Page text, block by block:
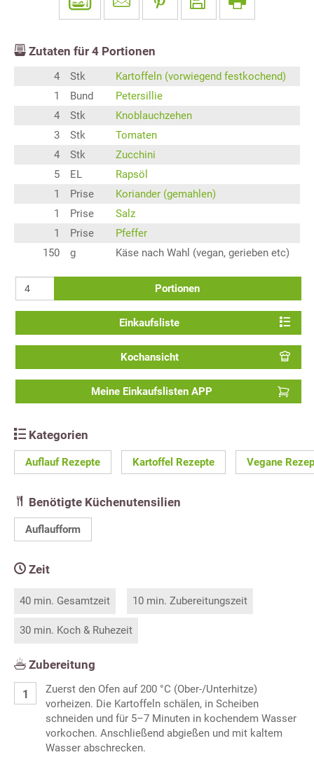
Zutaten für 4 Portionen
4 Stk
Kartoffeln (vorwiegend festkochend)
1
Bund
Petersillie
4
Stk
Knoblauchzehen
3
Stk
Tomaten
4
Stk
Zucchini
5
EL
Rapsöl
1
Prise
Koriander (gemahlen)
1
Prise
Salz
1
Prise
Pfeffer
150
g Käse nach Wahl (vegan, gerieben etc)
Portionen
Einkaufsliste
Kochansicht
Meine Einkaufslisten APP
Kategorien
Auflauf Rezepte Kartoffel Rezepte Vegane
Benötigte Küchenutensilien
Auflaufform
Zeit
40 min. Gesamtzeit 10 min. Zubereitungszeit
30 min. Koch & Ruhezeit
Zubereitung
Zuerst den Ofen auf 200 °C (Ober-/Unterhitze)
vorheizen. Die Kartoffeln schälen, in Scheiben
schneiden und für 5–7 Minuten in kochendem Wasser
vorkochen. Anschließend abgießen und mit kaltem
Wasser abschrecken.